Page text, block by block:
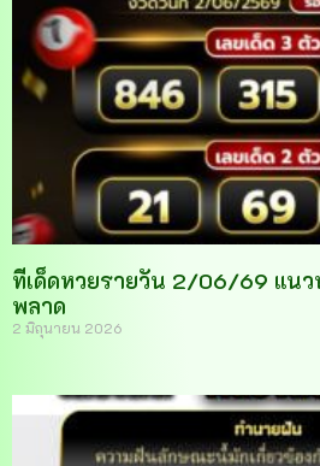
ทีเด็ดหวยรายวัน 2/06/69 แนว
พลาด
2 มิถุนายน 2026